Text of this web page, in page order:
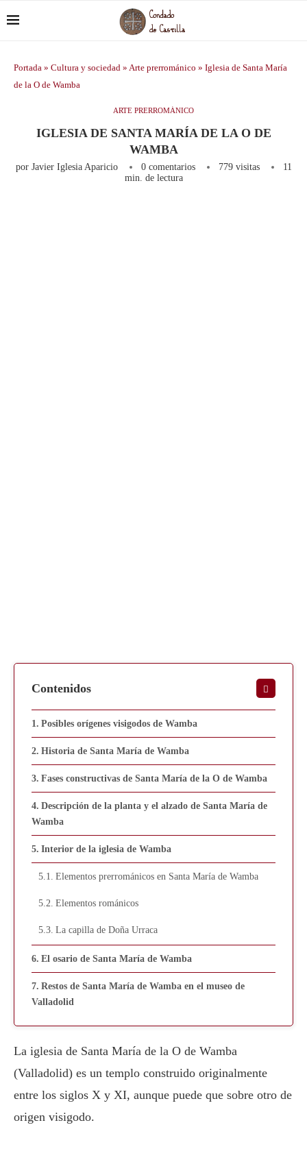
Portada » Cultura y sociedad » Arte prerrománico » Iglesia de Santa María
de la O de Wamba
ARTE PRERROMÁNICO
IGLESIA DE SANTA MARÍA DE LA O DE
WAMBA
por Javier Iglesia Aparicio 0 comentarios 779visitas
11
min. de lectura
Contenidos
Posibles orígenes visigodos de Wamba
Historia de Santa María de Wamba
Fases constructivas de Santa María de la O de Wamba
Descripción de la planta y el alzado de Santa María de
Wamba
Interior de la iglesia de Wamba
Elementos prerrománicos en Santa María de Wamba
Elementos románicos
La capilla de Doña Urraca
El osario de Santa María de Wamba
Restos de Santa María de Wamba en el museo de
Valladolid
La iglesia de Santa María de la O de Wamba
(Valladolid) es un templo construido originalmente
entre los siglos X y XI, aunque puede que sobre otro de
origen visigodo.